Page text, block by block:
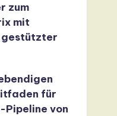
zum
mit
gestützter
für
Pipeline von